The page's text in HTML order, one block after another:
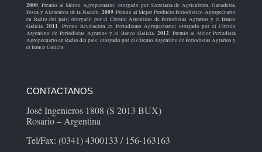
2000. Premio al Mérito Agropecuario; otorgado por Secretaría de Agricultura, Ganadería,
Pesca y Alimentos de la Nación. 2009. Premio al Mejor Producto Periodístico Agropecuario
en Radio del país; otorgado por el Círculo Argentino de Periodistas Agrarios y el Banco
Galicia.2011. Premio Revelación en Periodismo Agropecuario; otorgado por el Círculo
Argentino de Periodistas Agrarios y el Banco Galicia. 2012. Premio al Mejor Periodista
Agropecuario en Radio del país; otorgado por el Círculo Argentino de Periodistas Agrarios y
el Banco Galicia.
CONTACTANOS
José Ingenieros 1808 (S 2013 BUX)
Rosario – Argentina
Tel/Fax: (0341) 4300133 / 156-163163